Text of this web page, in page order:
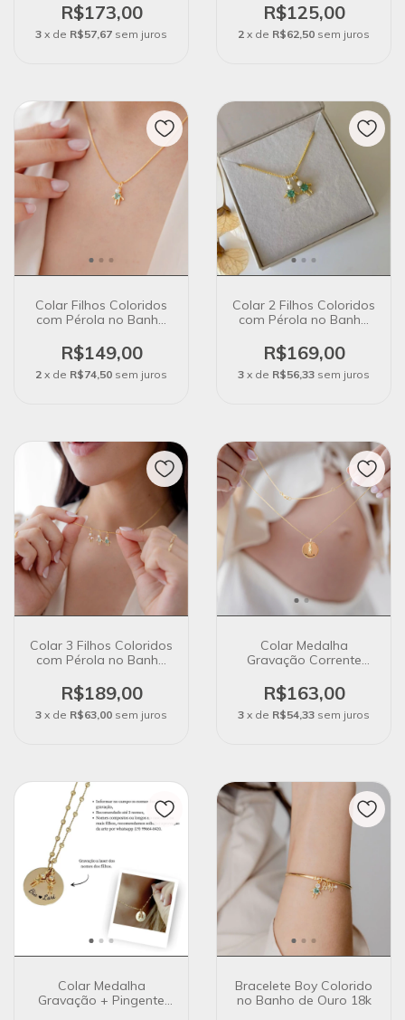
R$173,00
3 x de R$57,67 sem juros
R$125,00
2 x de R$62,50 sem juros
Colar Filhos Coloridos
com Pérola no Banho
R$149,00
2 x de R$74,50 sem juros
Colar 2 Filhos Coloridos
com Pérola no Banho
R$169,00
3 x de R$56,33 sem juros
Colar 3 Filhos Coloridos
com Pérola no Banho
R$189,00
3 x de R$63,00 sem juros
Colar Medalha
Gravação Corrente
Filhos no Banho de
Ouro 18k
R$163,00
3 x de R$54,33 sem juros
Colar Medalha
Gravação + Pingente
Bracelete Boy Colorido
no Banho de Ouro 18k